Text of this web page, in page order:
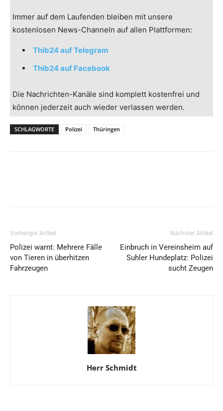
Immer auf dem Laufenden bleiben mit unsere
kostenlosen News-Channeln auf allen Plattformen:
Thib24 auf Telegram
Thib24 auf Facebook
Die Nachrichten-Kanäle sind komplett kostenfrei und
können jederzeit auch wieder verlassen werden.
SCHLAGWORTE Polizei Thüringen
Vorheriger Artikel
Polizei warnt: Mehrere Fälle
von Tieren in überhitzen
Fahrzeugen
Nächster Artikel
Einbruch in Vereinsheim auf
Suhler Hundeplatz: Polizei
sucht Zeugen
Herr Schmidt